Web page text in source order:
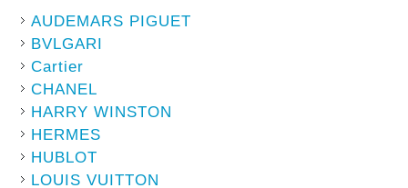
AUDEMARS PIGUET
BVLGARI
Cartier
CHANEL
HARRY WINSTON
HERMES
HUBLOT
LOUIS VUITTON